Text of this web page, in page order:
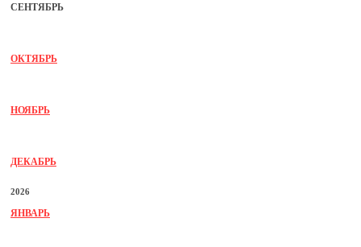
СЕНТЯБРЬ
ОКТЯБРЬ
НОЯБРЬ
ДЕКАБРЬ
2026
ЯНВАРЬ